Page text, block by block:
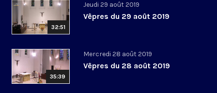
32:51
Jeudi 29 août 2019
Vêpres du 29 août 2019
35:39
Mercredi 28 août 2019
Vêpres du 28 août 2019